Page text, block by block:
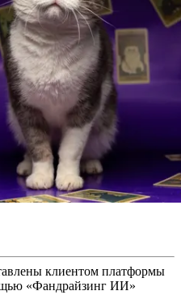
клиентом платформы
«Фандрайзинг ИИ»